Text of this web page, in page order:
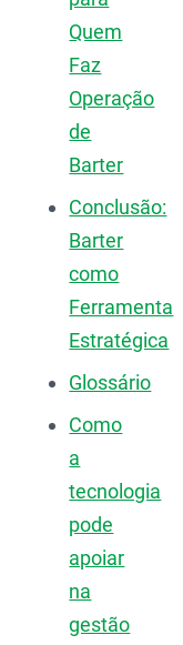
Quem
Faz
Operação
de
Barter
Conclusão:
Barter
como
Ferramenta
Estratégica
Glossário
Como
a
tecnologia
pode
apoiar
na
gestão